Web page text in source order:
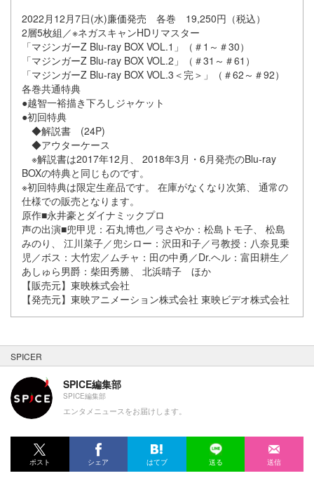
2022月12月7日(水)廉価発売 各巻 19,250円（税込）
2層5枚組／※ネガスキャンHDリマスター
「マジンガーZ Blu-ray BOX VOL.1」（＃1～＃30）
「マジンガーZ Blu-ray BOX VOL.2」（＃31～＃61）
「マジンガーZ Blu-ray BOX VOL.3＜完＞」（＃62～＃92）
各巻共通特典
●越智一裕描き下ろしジャケット
●初回特典
◆解説書 (24P)
◆アウターケース
※解説書は2017年12月、 2018年3月・6月発売のBlu-ray
BOXの特典と同じものです。
※初回特典は限定生産品です。 在庫がなくなり次第、 通常の
仕様での販売となります。
原作■永井豪とダイナミックプロ
声の出演■兜甲児：石丸博也／弓さやか：松島トモ子、 松島
みのり、 江川菜子／兜シロー：沢田和子／弓教授：八奈見乗
児／ボス：大竹宏／ムチャ：田の中勇／Dr.ヘル：富田耕生／
あしゅら男爵：柴田秀勝、 北浜晴子 ほか
【販売元】東映株式会社
【発売元】東映アニメーション株式会社 東映ビデオ株式会社
SPICER
SPICE編集部
SPICE編集部
エンタメニュースをお届けします。
ポスト シェア はてブ 送る 送信